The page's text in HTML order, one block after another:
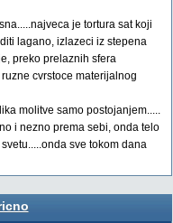
je tortura sat koji
lagano, izlazeci iz stepena
preko prelaznih sfera
cvrstoce materijalnog
molitve samo postojanjem.....
i nezno prema sebi, onda telo
sve tokom dana